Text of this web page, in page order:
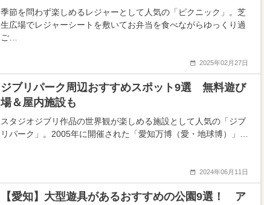
季節を問わず楽しめるレジャーとして人気の「ピクニック」。芝
生広場でレジャーシートを敷いてお弁当を食べながらゆっくり過
ご…
2025年02月27日
ジブリパーク周辺おすすめスポット9選 無料遊び
場＆屋内施設も
スタジオジブリ作品の世界観が楽しめる施設として人気の「ジブ
リパーク」。2005年に開催された「愛知万博（愛・地球博）」…
2024年06月11日
【愛知】大型遊具があるおすすめの公園9選！ ア